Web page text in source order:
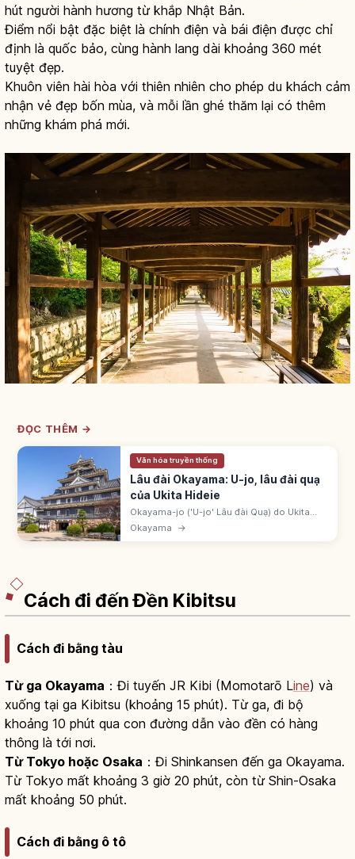
hút người hành hương từ khắp Nhật Bản.
Điểm nổi bật đặc biệt là chính điện và bái điện được chỉ
định là quốc bảo, cùng hành lang dài khoảng 360 mét
tuyệt đẹp.
Khuôn viên hài hòa với thiên nhiên cho phép du khách cảm
nhận vẻ đẹp bốn mùa, và mỗi lần ghé thăm lại có thêm
những khám phá mới.
ĐỌC THÊM →
Văn hóa truyền thống
Lâu đài Okayama: U-jo, lâu đài quạ
của Ukita Hideie
Okayama-jo ('U-jo' Lâu đài Quạ) do Ukita
Hideie - Ngũ Đại Lão Toyotomi - xây xong
1597. Tháp chính cháy 1945, phục dựng
Okayama →
Cách đi đến Đền Kibitsu
Cách đi bằng tàu
Từ ga Okayama ：Đi tuyến JR Kibi (Momotarō Line) và
xuống tại ga Kibitsu (khoảng 15 phút). Từ ga, đi bộ
khoảng 10 phút qua con đường dẫn vào đền có hàng
thông là tới nơi.
Từ Tokyo hoặc Osaka ：Đi Shinkansen đến ga Okayama.
Từ Tokyo mất khoảng 3 giờ 20 phút, còn từ Shin-Osaka
mất khoảng 50 phút.
Cách đi bằng ô tô